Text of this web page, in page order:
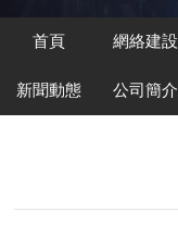
首頁 網絡建設
新聞動態 公司簡介